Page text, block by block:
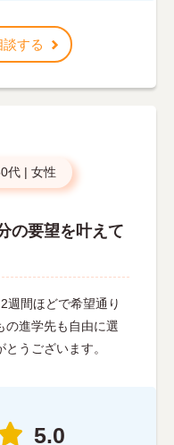
する
代 | 女性
の要望を叶えて
週間ほどで希望通り
の進学先も自由に選
うございます。
5.0